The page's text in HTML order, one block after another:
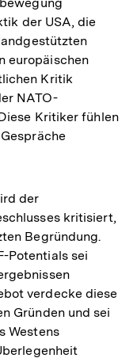
der USA, die
europäischen
Kritik
NATO-
Kritiker fühlen
der
kritisiert,
Begründung.
Potentials sei
verdecke diese
Gründen und sei
Westens